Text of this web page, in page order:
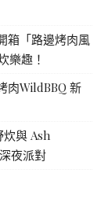
箱「路邊烤肉風
樂趣！
肉WildBBQ 新
與 Ash
夜派對